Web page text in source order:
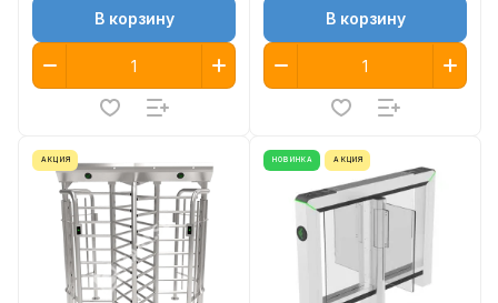
В корзину В корзину
АКЦИЯ НОВИНКА АКЦИЯ